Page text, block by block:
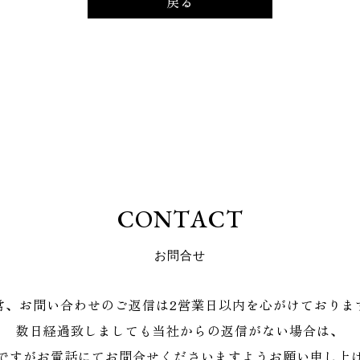
CONTACT
お問合せ
、お問い合わせのご返信は2営業日以内を心がけておりま
数日経過致しましても当社からの返信がない場合は、
すがお電話にてお問合せくださいますようお願い申し上